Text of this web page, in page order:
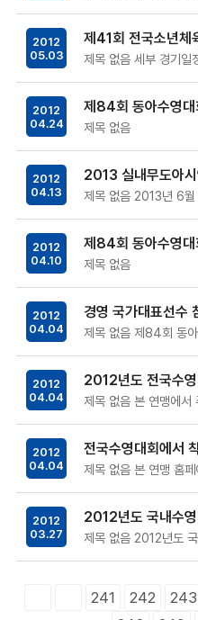
2012
05.03
제41회 전국소년체
2012
04.24
제84회 동아수영대
제목 없음
2012
04.13
2012
04.10
제목 없음
2012
04.04
경영 국가대표선수
2012
04.04
2012
04.04
2012
03.27
2012년도 국내수
241 242 243